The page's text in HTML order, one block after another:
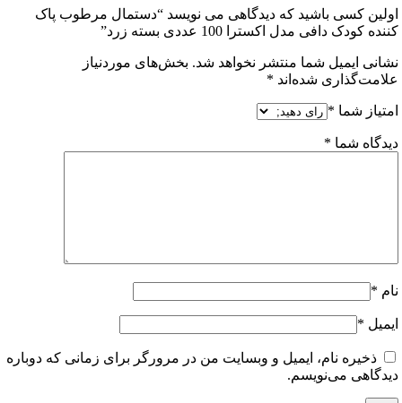
کسی باشید که دیدگاهی می نویسد “دستمال مرطوب پاک
دافی مدل اکسترا 100 عددی بسته زرد”
ایمیل شما منتشر نخواهد شد. بخش‌های موردنیاز
شده‌اند*
شما *
شما *
*
نام، ایمیل و وبسایت من در مرورگر برای زمانی که دوباره
می‌نویسم.